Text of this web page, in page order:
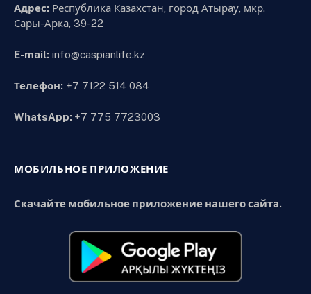
Адрес: Республика Казахстан, город Атырау, мкр.
Сары-Арка, 39-22
E-mail: info@caspianlife.kz
Телефон: +7 7122 514 084
WhatsApp: +7 775 7723003
МОБИЛЬНОЕ ПРИЛОЖЕНИЕ
Скачайте мобильное приложение нашего сайта.